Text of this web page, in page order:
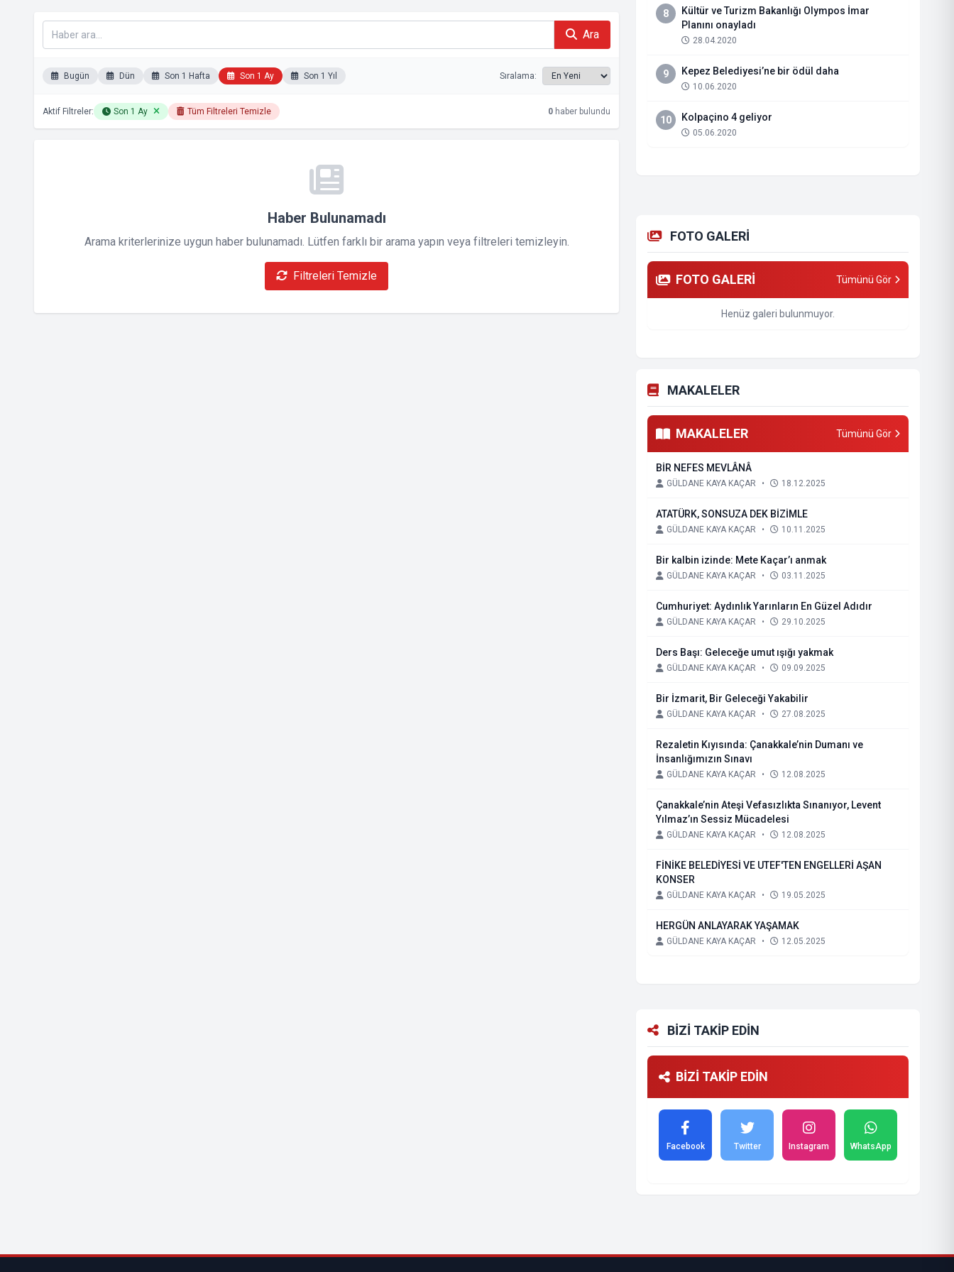
Ara
Bugün Dün Son 1 Hafta Son 1 Ay Son 1 Yıl Sıralama:
Aktif Filtreler: Son 1 Ay Tüm Filtreleri Temizle 0 haber bulundu
Haber Bulunamadı
Arama kriterlerinize uygun haber bulunamadı. Lütfen farklı bir arama yapın veya filtreleri temizleyin.
Filtreleri Temizle
8
Kültür ve Turizm Bakanlığı Olympos İmar
Planını onayladı
28.04.2020
9 Kepez Belediyesi’ne bir ödül daha
10.06.2020
10 Kolpaçino 4 geliyor
05.06.2020
FOTO GALERİ
FOTO GALERİ Tümünü Gör
Henüz galeri bulunmuyor.
MAKALELER
MAKALELER Tümünü Gör
BİR NEFES MEVLÂNÂ
GÜLDANE KAYA KAÇAR • 18.12.2025
ATATÜRK, SONSUZA DEK BİZİMLE
GÜLDANE KAYA KAÇAR • 10.11.2025
Bir kalbin izinde: Mete Kaçar’ı anmak
GÜLDANE KAYA KAÇAR • 03.11.2025
Cumhuriyet: Aydınlık Yarınların En Güzel Adıdır
GÜLDANE KAYA KAÇAR • 29.10.2025
Ders Başı: Geleceğe umut ışığı yakmak
GÜLDANE KAYA KAÇAR • 09.09.2025
Bir İzmarit, Bir Geleceği Yakabilir
GÜLDANE KAYA KAÇAR • 27.08.2025
Rezaletin Kıyısında: Çanakkale’nin Dumanı ve
İnsanlığımızın Sınavı
GÜLDANE KAYA KAÇAR • 12.08.2025
Çanakkale’nin Ateşi Vefasızlıkta Sınanıyor, Levent
Yılmaz’ın Sessiz Mücadelesi
GÜLDANE KAYA KAÇAR • 12.08.2025
FİNİKE BELEDİYESİ VE UTEF'TEN ENGELLERİ AŞAN
KONSER
GÜLDANE KAYA KAÇAR • 19.05.2025
HERGÜN ANLAYARAK YAŞAMAK
GÜLDANE KAYA KAÇAR • 12.05.2025
BİZİ TAKİP EDİN
BİZİ TAKİP EDİN
Facebook Twitter Instagram WhatsApp